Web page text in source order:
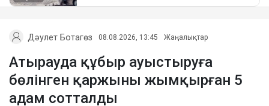
Дәулет Ботагөз 08.08.2026, 13:45 Жаңалықтар
Атырауда құбыр ауыстыруға
бөлінген қаржыны жымқырған 5
адам сотталды